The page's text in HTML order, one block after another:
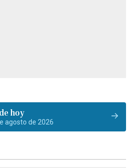
hoy
agosto de 2026